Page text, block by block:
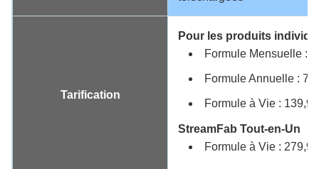
Tarification
Pour les produits
Formule Mensuelle :
Formule Annuelle : 75
Formule à Vie :
StreamFab Tout-en-Un
Formule à Vie :